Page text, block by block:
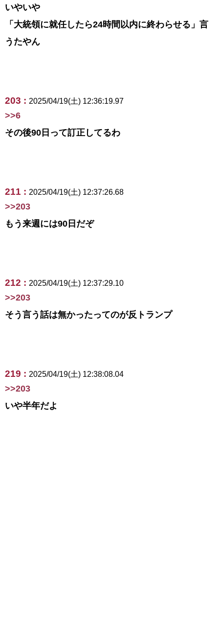
いやいや
「大統領に就任したら24時間以内に終わらせる」言
うたやん
203 : 2025/04/19(土) 12:36:19.97
>>6
その後90日って訂正してるわ
211 : 2025/04/19(土) 12:37:26.68
>>203
もう来週には90日だぞ
212 : 2025/04/19(土) 12:37:29.10
>>203
そう言う話は無かったってのが反トランプ
219 : 2025/04/19(土) 12:38:08.04
>>203
いや半年だよ